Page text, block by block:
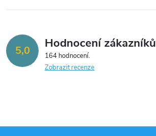
ů
t
ů
l
d
a
p
5,0 Hodnocení zákazníků
164 hodnocení
Zobrazit recenze